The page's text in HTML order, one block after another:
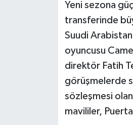
Yeni sezona
transferinde
Suudi
oyuncusu
direktör Fatih
görüşmelerde
sözleşmesi
mavililer,